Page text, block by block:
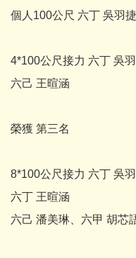
個人100公尺 六丁 吳羽
4*100公尺接力 六丁 吳
六己 王暄涵
榮獲 第三名
8*100公尺接力 六丁 吳
六丁 王暄涵
六己 潘美琳、六甲 胡芯